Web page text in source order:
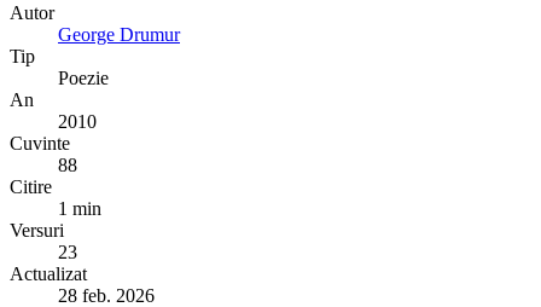
Autor
George Drumur
Tip
Poezie
An
2010
Cuvinte
88
Citire
1 min
Versuri
23
Actualizat
28 feb. 2026